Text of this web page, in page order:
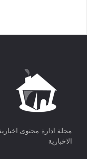
مجلة ادارة محتوى
الاخبارية